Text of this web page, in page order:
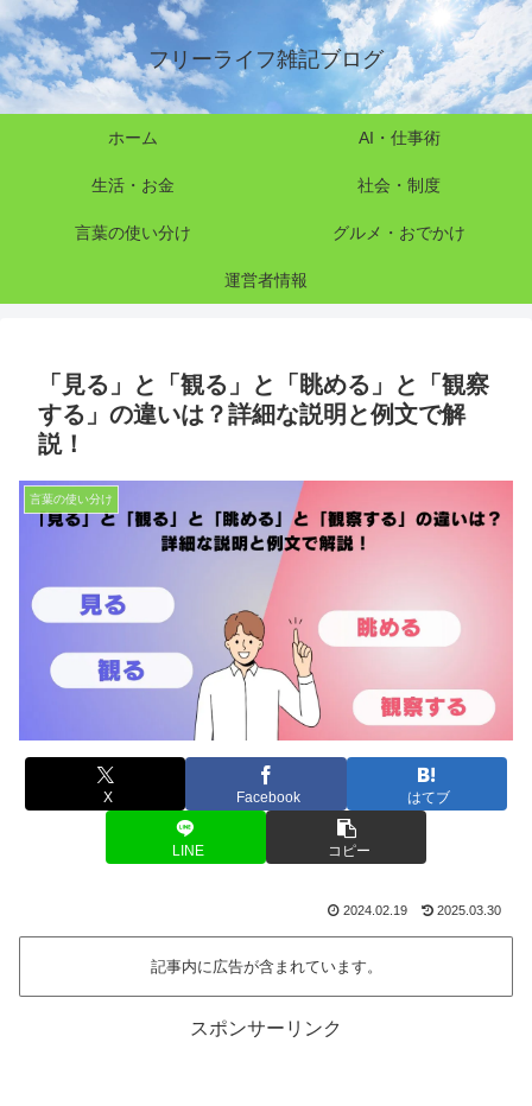
フリーライフ雑記ブログ
ホーム AI・仕事術
生活・お金 社会・制度
言葉の使い分け グルメ・おでかけ
運営者情報
「見る」と「観る」と「眺める」と「観察
する」の違いは？詳細な説明と例文で解
説！
言葉の使い分け
X Facebook はてブ
LINE コピー
2024.02.19 2025.03.30
記事内に広告が含まれています。
スポンサーリンク